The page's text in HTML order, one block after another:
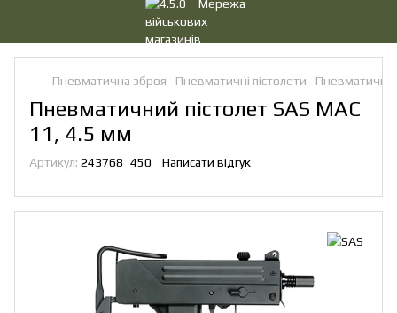
Пневматична зброя Пневматичні пістолети Пневматичні
Пневматичний пістолет SAS MAC
11, 4.5 мм
Артикул: 243768_450 Написати відгук